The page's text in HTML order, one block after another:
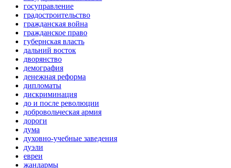
госуправление
градостроительство
гражданская война
гражданское право
губернская власть
дальний восток
дворянство
демография
денежная реформа
дипломаты
дискриминация
до и после революции
добровольческая армия
дороги
дума
духовно-учебные заведения
дуэли
евреи
жандармы